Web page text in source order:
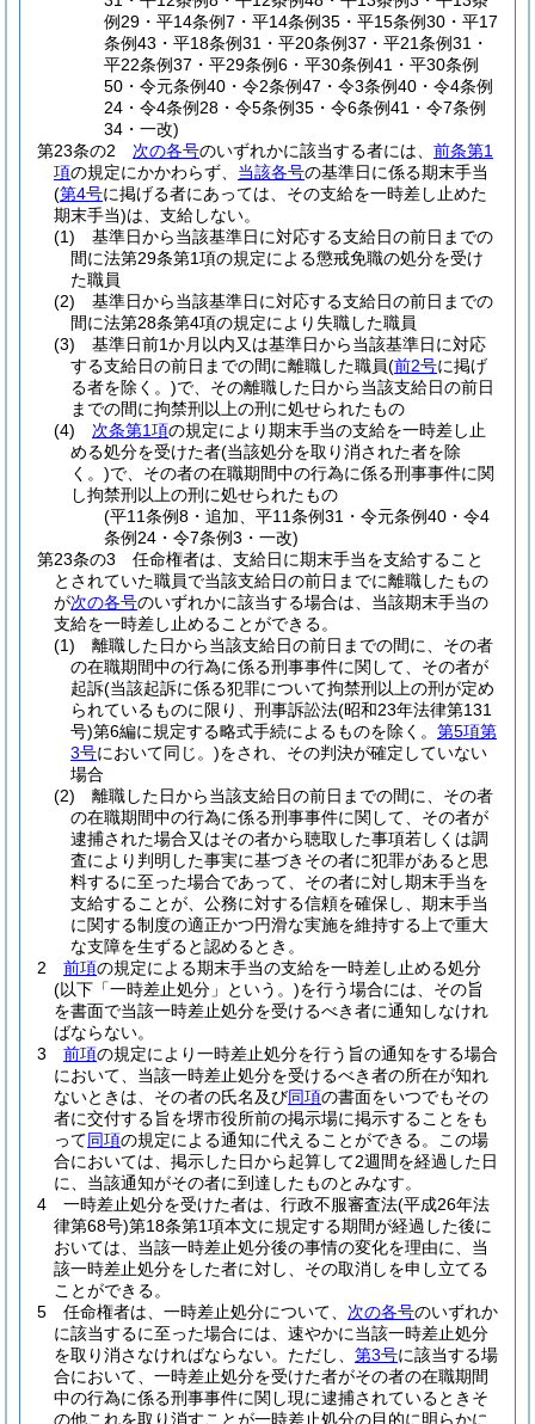
例29・平14条例7・平14条例35・平15条例30・平17
条例43・平18条例31・平20条例37・平21条例31・
平22条例37・平29条例6・平30条例41・平30条例
50・令元条例40・令2条例47・令3条例40・令4条例
24・令4条例28・令5条例35・令6条例41・令7条例
34・一改)
第23条の2
次の各号のいずれかに該当する者には、 前条第1
項の規定にかかわらず、 当該各号の基準日に係る期末手当
(第4号に掲げる者にあっては、その支給を一時差し止めた
期末手当)は、支給しない。
(1)
基準日から当該基準日に対応する支給日の前日までの
間に法第29条第1項の規定による懲戒免職の処分を受け
た職員
(2)
基準日から当該基準日に対応する支給日の前日までの
間に法第28条第4項の規定により失職した職員
(3)
基準日前1か月以内又は基準日から当該基準日に対応
する支給日の前日までの間に離職した職員(前2号に掲げ
る者を除く。)で、その離職した日から当該支給日の前日
までの間に拘禁刑以上の刑に処せられたもの
(4)
次条第1項の規定により期末手当の支給を一時差し止
める処分を受けた者(当該処分を取り消された者を除
く。)で、その者の在職期間中の行為に係る刑事事件に関
し拘禁刑以上の刑に処せられたもの
(平11条例8・追加、平11条例31・令元条例40・令4
条例24・令7条例3・一改)
第23条の3
任命権者は、支給日に期末手当を支給すること
とされていた職員で当該支給日の前日までに離職したもの
が次の各号のいずれかに該当する場合は、当該期末手当の
支給を一時差し止めることができる。
(1)
離職した日から当該支給日の前日までの間に、その者
の在職期間中の行為に係る刑事事件に関して、その者が
起訴(当該起訴に係る犯罪について拘禁刑以上の刑が定め
られているものに限り、刑事訴訟法(昭和23年法律第131
号)第6編に規定する略式手続によるものを除く。 第5項第
3号において同じ。)をされ、その判決が確定していない
場合
(2)
離職した日から当該支給日の前日までの間に、その者
の在職期間中の行為に係る刑事事件に関して、その者が
逮捕された場合又はその者から聴取した事項若しくは調
査により判明した事実に基づきその者に犯罪があると思
料するに至った場合であって、その者に対し期末手当を
支給することが、公務に対する信頼を確保し、期末手当
に関する制度の適正かつ円滑な実施を維持する上で重大
な支障を生ずると認めるとき。
2
前項の規定による期末手当の支給を一時差し止める処分
(以下「一時差止処分」という。)を行う場合には、その旨
を書面で当該一時差止処分を受けるべき者に通知しなけれ
ばならない。
3
前項の規定により一時差止処分を行う旨の通知をする場合
において、当該一時差止処分を受けるべき者の所在が知れ
ないときは、その者の氏名及び同項の書面をいつでもその
者に交付する旨を堺市役所前の掲示場に掲示することをも
って同項の規定による通知に代えることができる。
この場
合においては、掲示した日から起算して2週間を経過した日
に、当該通知がその者に到達したものとみなす。
4
一時差止処分を受けた者は、行政不服審査法(平成26年法
律第68号)第18条第1項本文に規定する期間が経過した後に
おいては、当該一時差止処分後の事情の変化を理由に、当
該一時差止処分をした者に対し、その取消しを申し立てる
ことができる。
5
任命権者は、一時差止処分について、 次の各号のいずれか
に該当するに至った場合には、速やかに当該一時差止処分
を取り消さなければならない。 ただし、 第3号に該当する場
合において、一時差止処分を受けた者がその者の在職期間
中の行為に係る刑事事件に関し現に逮捕されているときそ
の他これを取り消すことが一時差止処分の目的に明らかに